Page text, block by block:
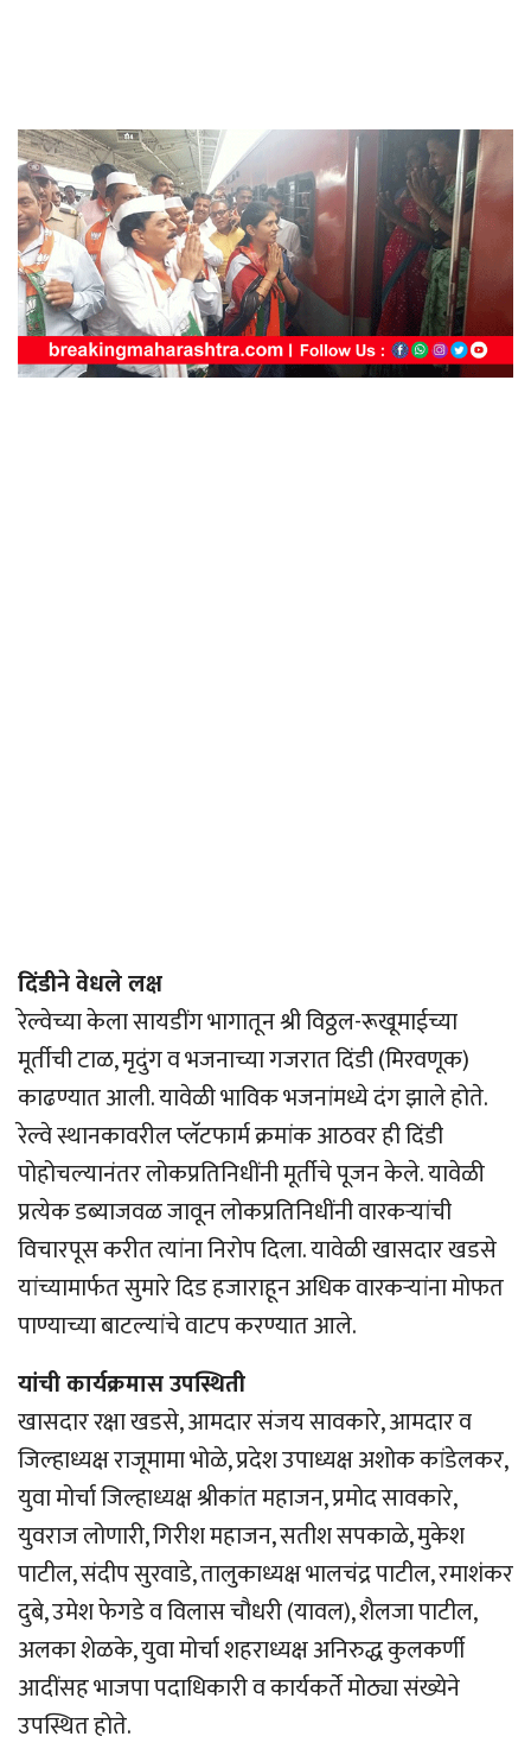
दिंडीने वेधले लक्ष
रेल्वेच्या केला सायडींग भागातून श्री विठ्ठल-रूखूमाईच्या
मूर्तीची टाळ, मृदुंग व भजनाच्या गजरात दिंडी (मिरवणूक)
काढण्यात आली. यावेळी भाविक भजनांमध्ये दंग झाले होते.
रेल्वे स्थानकावरील प्लॅटफार्म क्रमांक आठवर ही दिंडी
पोहोचल्यानंतर लोकप्रतिनिधींनी मूर्तीचे पूजन केले. यावेळी
प्रत्येक डब्याजवळ जावून लोकप्रतिनिधींनी वारकर्‍यांची
विचारपूस करीत त्यांना निरोप दिला. यावेळी खासदार खडसे
यांच्यामार्फत सुमारे दिड हजाराहून अधिक वारकर्‍यांना मोफत
पाण्याच्या बाटल्यांचे वाटप करण्यात आले.
यांची कार्यक्रमास उपस्थिती
खासदार रक्षा खडसे, आमदार संजय सावकारे, आमदार व
जिल्हाध्यक्ष राजूमामा भोळे, प्रदेश उपाध्यक्ष अशोक कांडेलकर,
युवा मोर्चा जिल्हाध्यक्ष श्रीकांत महाजन, प्रमोद सावकारे,
युवराज लोणारी, गिरीश महाजन, सतीश सपकाळे, मुकेश
पाटील, संदीप सुरवाडे, तालुकाध्यक्ष भालचंद्र पाटील, रमाशंकर
दुबे, उमेश फेगडे व विलास चौधरी (यावल), शैलजा पाटील,
अलका शेळके, युवा मोर्चा शहराध्यक्ष अनिरुद्ध कुलकर्णी
आदींसह भाजपा पदाधिकारी व कार्यकर्ते मोठ्या संख्येने
उपस्थित होते.